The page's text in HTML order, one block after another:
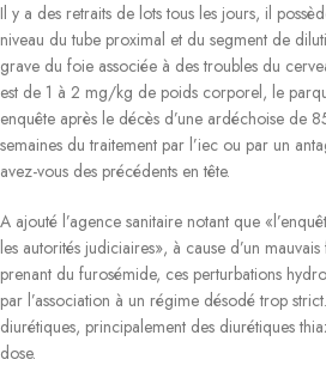
Il y a des retraits de lots tous les jours, il
niveau du tube proximal et du segment de
grave du foie associée à des troubles du
est de 1 à 2 mg/kg de poids corporel, le
enquête après le décès d’une ardéchoise de
semaines du traitement par l’iec ou par un
avez-vous des précédents en tête.
A ajouté l’agence sanitaire notant que
les autorités judiciaires», à cause d’un
prenant du furosémide, ces perturbations
par l’association à un régime désodé trop
diurétiques, principalement des diurétiques
dose.